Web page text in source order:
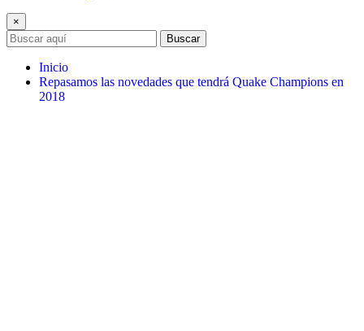
×
Buscar
Inicio
Repasamos las novedades que tendrá Quake Champions en
2018